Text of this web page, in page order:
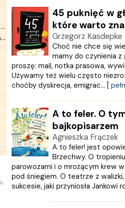
Pomoce dydaktyczne dla nauczycieli
Pomoce edukacyjne dla uczniów
Autobiografie, biografie i wspomnienia
45 puknięć w
które warto
Grzegorz Kasdepke
Choć nie chce się
mamy do czynienia z
proszę: mail, notka prasowa,
Używamy też wielu często
choćby dyskrecja, emigrac... [
A to feler. O
bajkopisarzem
Agnieszka Frączek
A to feler! jest
Brzechwy. O
parowozami i o mrożącym krew
pod śniegiem. O teatrze z
sukcesie, jaki przyniosła Jankowi